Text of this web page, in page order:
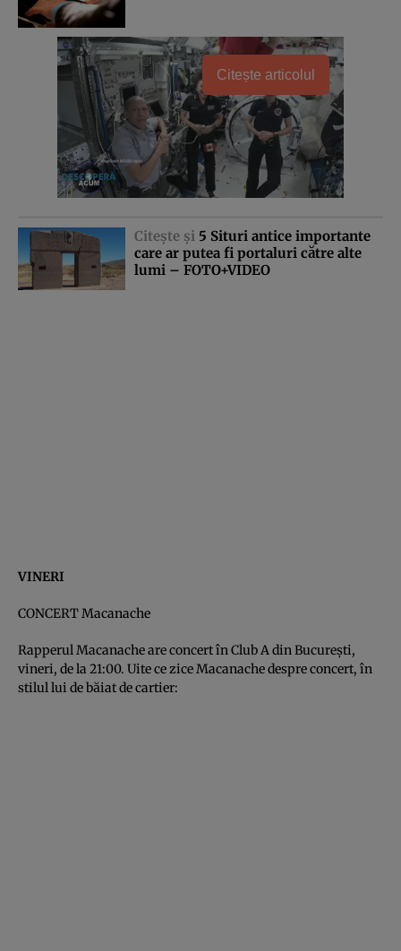
Citește articolul
Citeşte şi 5 Situri antice importante
care ar putea fi portaluri către alte
lumi – FOTO+VIDEO
VINERI
CONCERT Macanache
Rapperul Macanache are concert în Club A din Bucureşti,
vineri, de la 21:00. Uite ce zice Macanache despre concert, în
stilul lui de băiat de cartier: